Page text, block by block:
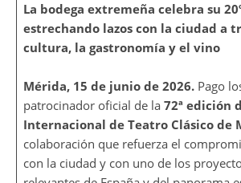
La bodega extremeña celebra su
estrechando lazos con la ciudad a
cultura, la gastronomía y el vino
Mérida, 15 de junio de 2026.Pago
patrocinador oficial de la 72ª edición
Internacional de Teatro Clásico de
colaboración que refuerza el
con la ciudad y con uno de los